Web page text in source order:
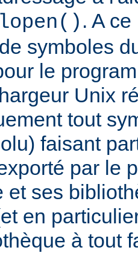
. A
symboles
le
Unix
tout
faisant
par le
et ses
en
à tout